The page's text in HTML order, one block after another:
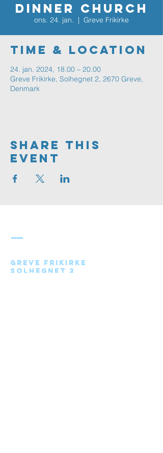
Dinner Church
ons. 24. jan.
  |
Greve Frikirke
Time & Location
24. jan. 2024, 18.00 – 20.00
Greve Frikirke, Solhegnet 2, 2670 Greve,
Denmark
Share This
Event
Greve Frikirke
Solhegnet 2